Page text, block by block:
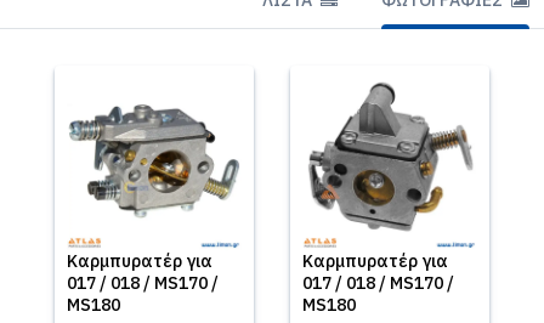
Καρμπυρατέρ για
017 / 018 / MS170 /
MS180
Καρμπυρατέρ για
017 / 018 / MS170 /
MS180